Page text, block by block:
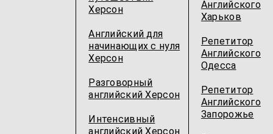
Херсон
Английский для
начинающих с нуля
Херсон
Разговорный
английский Херсон
Интенсивный
английский Херсон
Английского
Харьков
Репетитор
Английского
Одесcа
Репетитор
Английского
Запорожье